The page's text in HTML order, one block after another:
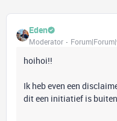
Eden
Moderator
hoihoi!!
Ik heb even een
dit een initiatief is